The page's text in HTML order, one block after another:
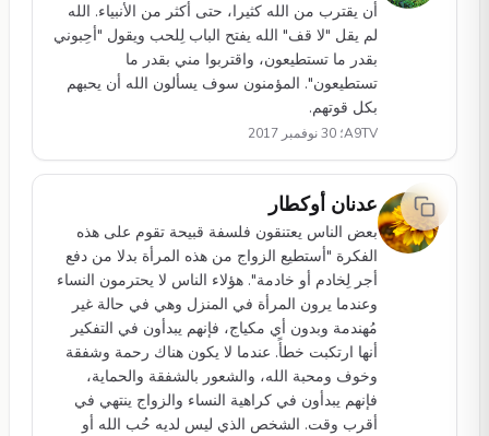
أن يقترب من الله كثيرا، حتى أكثر من الأنبياء. الله
لم يقل "لا قف" الله يفتح الباب لِلحب ويقول "أحِبوني
بقدر ما تستطيعون، واقتربوا مني بقدر ما
تستطيعون". المؤمنون سوف يسألون الله أن يحبهم
بكل قوتهم.
A9TV؛ 30 نوفمبر 2017
عدنان أوكطار
بعض الناس يعتنقون فلسفة قبيحة تقوم على هذه
الفكرة "أستطيع الزواج من هذه المرأة بدلا من دفع
أجر لِخادم أو خادمة". هؤلاء الناس لا يحترمون النساء
وعندما يرون المرأة في المنزل وهي في حالة غير
مُهندمة وبدون أي مكياج، فإنهم يبدأون في التفكير
أنها ارتكبت خطأً. عندما لا يكون هناك رحمة وشفقة
وخوف ومحبة الله، والشعور بالشفقة والحماية،
فإنهم يبدأون في كراهية النساء والزواج ينتهي في
أقرب وقت. الشخص الذي ليس لديه حُب الله أو